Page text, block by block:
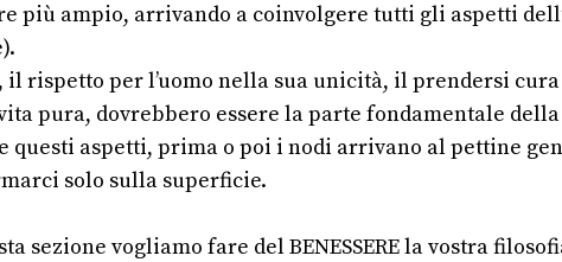
più ampio, arrivando a coinvolgere tutti gli aspetti
il rispetto per l’uomo nella sua unicità, il prendersi
pura, dovrebbero essere la parte fondamentale
questi aspetti, prima o poi i nodi arrivano al pettine
solo sulla superficie.
sezione vogliamo fare del BENESSERE la vostra